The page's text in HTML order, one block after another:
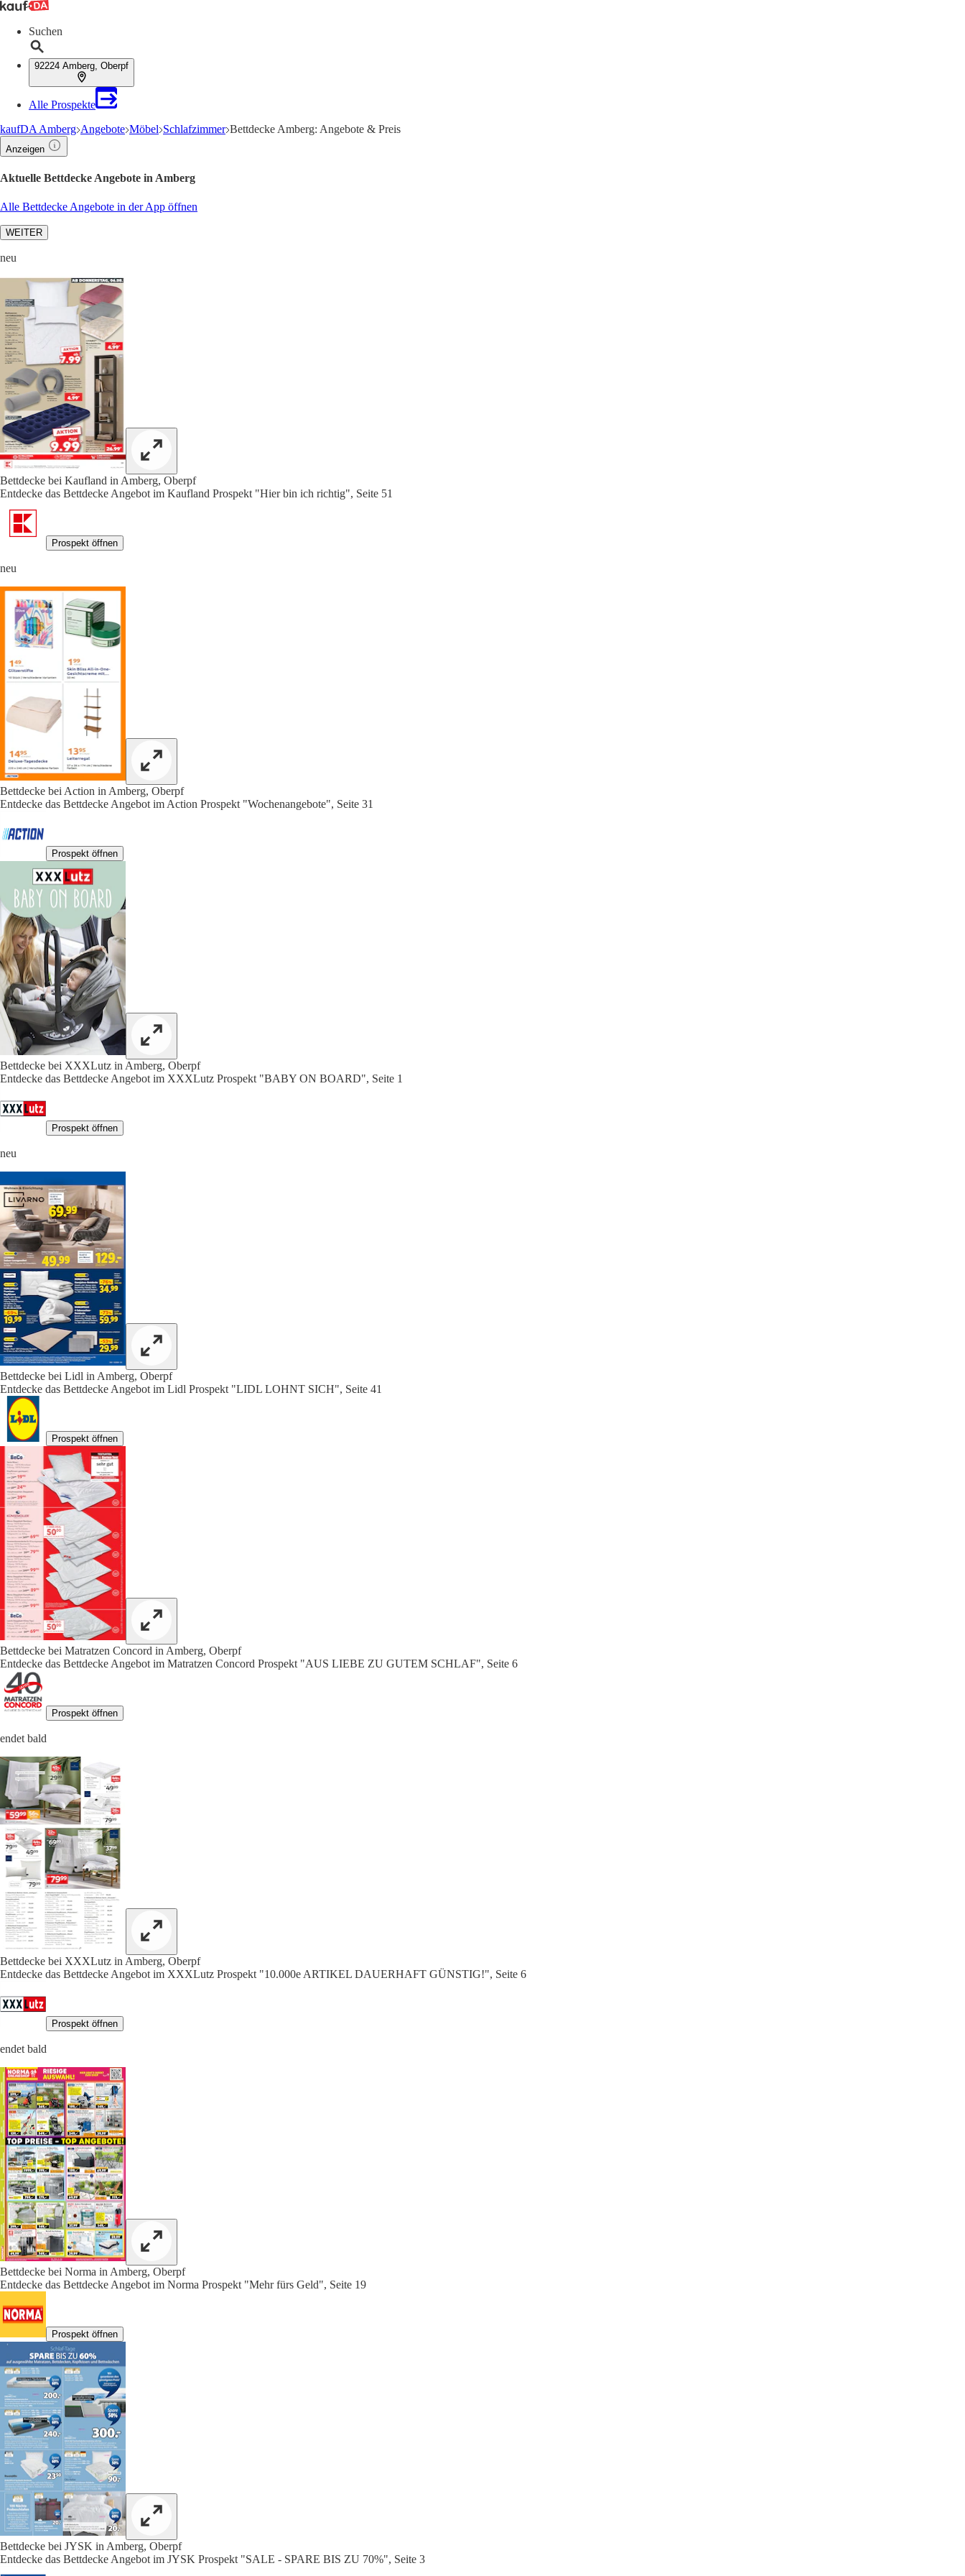
Suchen
92224 Amberg, Oberpf
Alle Prospekte
kaufDA Amberg Angebote Möbel Schlafzimmer Bettdecke Amberg: Angebote & Preis
Anzeigen
Aktuelle Bettdecke Angebote in Amberg
Alle Bettdecke Angebote in der App öffnen
WEITER
neu
Bettdecke bei Kaufland in Amberg, Oberpf
Entdecke das Bettdecke Angebot im Kaufland Prospekt "Hier bin ich richtig", Seite 51
Prospekt öffnen
neu
Bettdecke bei Action in Amberg, Oberpf
Entdecke das Bettdecke Angebot im Action Prospekt "Wochenangebote", Seite 31
Prospekt öffnen
Bettdecke bei XXXLutz in Amberg, Oberpf
Entdecke das Bettdecke Angebot im XXXLutz Prospekt "BABY ON BOARD", Seite 1
Prospekt öffnen
neu
Bettdecke bei Lidl in Amberg, Oberpf
Entdecke das Bettdecke Angebot im Lidl Prospekt "LIDL LOHNT SICH", Seite 41
Prospekt öffnen
Bettdecke bei Matratzen Concord in Amberg, Oberpf
Entdecke das Bettdecke Angebot im Matratzen Concord Prospekt "AUS LIEBE ZU GUTEM SCHLAF", Seite 6
Prospekt öffnen
endet bald
Bettdecke bei XXXLutz in Amberg, Oberpf
Entdecke das Bettdecke Angebot im XXXLutz Prospekt "10.000e ARTIKEL DAUERHAFT GÜNSTIG!", Seite 6
Prospekt öffnen
endet bald
Bettdecke bei Norma in Amberg, Oberpf
Entdecke das Bettdecke Angebot im Norma Prospekt "Mehr fürs Geld", Seite 19
Prospekt öffnen
Bettdecke bei JYSK in Amberg, Oberpf
Entdecke das Bettdecke Angebot im JYSK Prospekt "SALE - SPARE BIS ZU 70%", Seite 3